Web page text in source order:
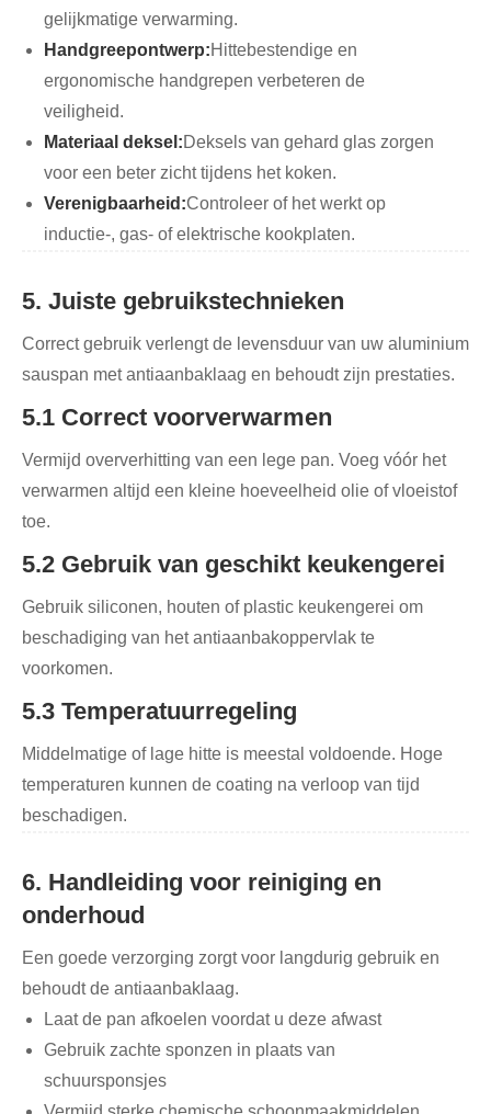
gelijkmatige verwarming.
Handgreepontwerp:Hittebestendige en
ergonomische handgrepen verbeteren de
veiligheid.
Materiaal deksel:Deksels van gehard glas zorgen
voor een beter zicht tijdens het koken.
Verenigbaarheid:Controleer of het werkt op
inductie-, gas- of elektrische kookplaten.
5. Juiste gebruikstechnieken
Correct gebruik verlengt de levensduur van uw aluminium
sauspan met antiaanbaklaag en behoudt zijn prestaties.
5.1 Correct voorverwarmen
Vermijd oververhitting van een lege pan. Voeg vóór het
verwarmen altijd een kleine hoeveelheid olie of vloeistof
toe.
5.2 Gebruik van geschikt keukengerei
Gebruik siliconen, houten of plastic keukengerei om
beschadiging van het antiaanbakoppervlak te
voorkomen.
5.3 Temperatuurregeling
Middelmatige of lage hitte is meestal voldoende. Hoge
temperaturen kunnen de coating na verloop van tijd
beschadigen.
6. Handleiding voor reiniging en
onderhoud
Een goede verzorging zorgt voor langdurig gebruik en
behoudt de antiaanbaklaag.
Laat de pan afkoelen voordat u deze afwast
Gebruik zachte sponzen in plaats van
schuursponsjes